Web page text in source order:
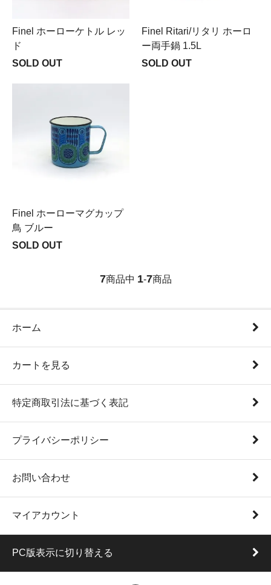
Finel ホーローケトル レッ
ド
SOLD OUT
Finel Ritari/リタリ ホーロ
ー両手鍋 1.5L
SOLD OUT
Finel ホーローマグカップ
鳥 ブルー
SOLD OUT
7商品中 1-7商品
ホーム
カートを見る
特定商取引法に基づく表記
プライバシーポリシー
お問い合わせ
マイアカウント
PC版表示に切り替える